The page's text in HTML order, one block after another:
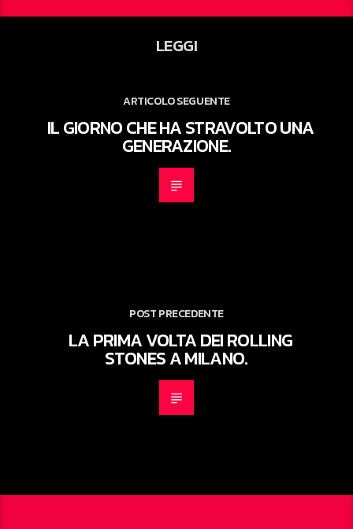
LEGGI
ARTICOLO SEGUENTE
IL GIORNO CHE HA STRAVOLTO UNA
GENERAZIONE.
POST PRECEDENTE
LA PRIMA VOLTA DEI ROLLING
STONES A MILANO.